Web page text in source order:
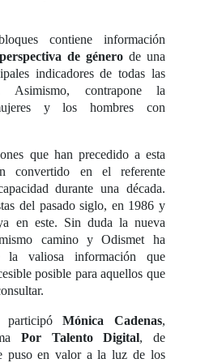
contiene información
perspectiva de génerode una
indicadores de todas las
Asimismo, contrapone la
y los hombres con
que han precedido a esta
convertido en el referente
durante una década.
del pasado siglo, en 1986 y
en este. Sin duda la nueva
camino y Odismet ha
la valiosa información que
posible para aquellos que
participóMónica Cadenas,
Por Talento Digital, de
puso en valor a la luz de los